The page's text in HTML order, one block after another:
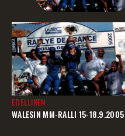
EDELLINEN
WALESIN MM-RALLI 15-18.9.2005